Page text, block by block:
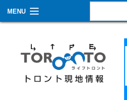
MENU
生活情報
その他